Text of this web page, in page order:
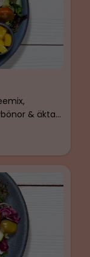
& äkta